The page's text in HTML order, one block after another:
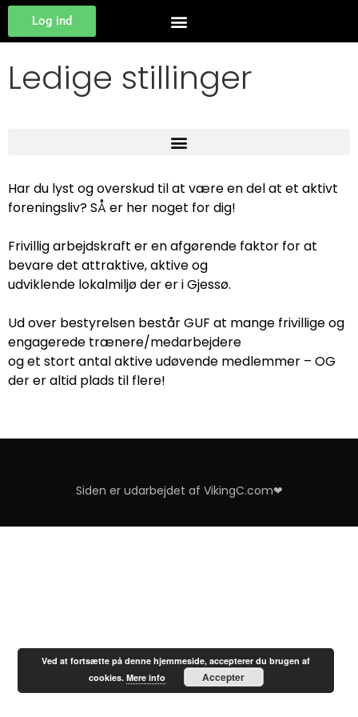
Log ind
Ledige stillinger
Har du lyst og overskud til at være en del at et aktivt
foreningsliv? SÅ er her noget for dig!
Frivillig arbejdskraft er en afgørende faktor for at
bevare det attraktive, aktive og
udviklende lokalmiljø der er i Gjessø.
Ud over bestyrelsen består GUF at mange frivillige og
engagerede trænere/medarbejdere
og et stort antal aktive udøvende medlemmer – OG
der er altid plads til flere!
Siden er udarbejdet af VikingC.com❤
Ved at fortsætte på denne hjemmeside, accepterer du brugen af
cookies. Mere info Accepter